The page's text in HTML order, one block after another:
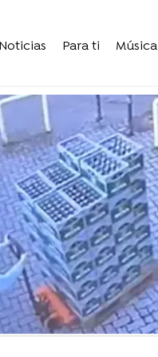
Noticias Para ti Música